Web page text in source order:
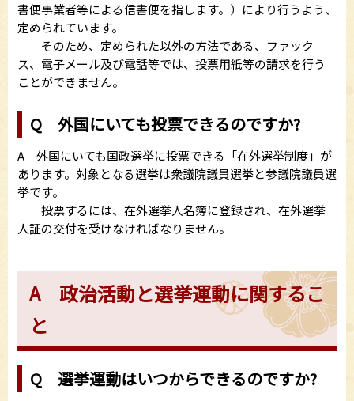
書便事業者等による信書便を指します。）により行うよう、
定められています。
そのため、定められた以外の方法である、ファック
ス、電子メール及び電話等では、投票用紙等の請求を行う
ことができません。
Q 外国にいても投票できるのですか?
A 外国にいても国政選挙に投票できる「在外選挙制度」が
あります。対象となる選挙は衆議院議員選挙と参議院議員選
挙です。
投票するには、在外選挙人名簿に登録され、在外選挙
人証の交付を受けなければなりません。
A 政治活動と選挙運動に関するこ
と
Q 選挙運動はいつからできるのですか?